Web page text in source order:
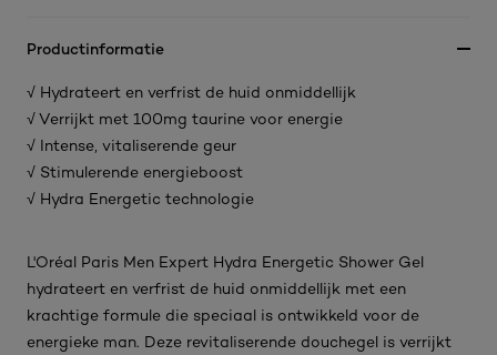
Productinformatie
√ Hydrateert en verfrist de huid onmiddellijk
√ Verrijkt met 100mg taurine voor energie
√ Intense, vitaliserende geur
√ Stimulerende energieboost
√ Hydra Energetic technologie
L'Oréal Paris Men Expert Hydra Energetic Shower Gel
hydrateert en verfrist de huid onmiddellijk met een
krachtige formule die speciaal is ontwikkeld voor de
energieke man. Deze revitaliserende douchegel is verrijkt